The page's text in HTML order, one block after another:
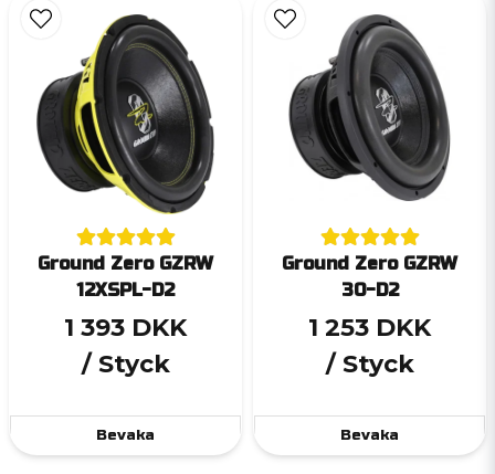
Ground Zero GZRW
12XSPL-D2
1 393 DKK
/ Styck
Bevaka
Ground Zero GZRW
30-D2
1 253 DKK
/ Styck
Bevaka